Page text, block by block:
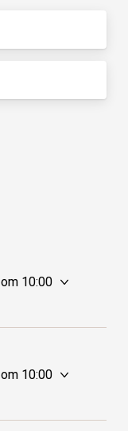
10:00
10:00 - 17:30
10:00 - 17:30
10:00
10:00 - 17:30